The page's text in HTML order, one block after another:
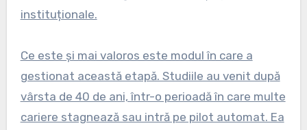
instituționale.
Ce este și mai valoros este modul în care a
gestionat această etapă. Studiile au venit după
vârsta de 40 de ani, într-o perioadă în care multe
cariere stagnează sau intră pe pilot automat. Ea